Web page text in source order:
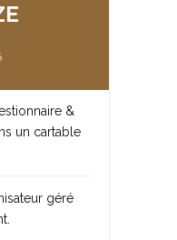
&
un cartable
géré